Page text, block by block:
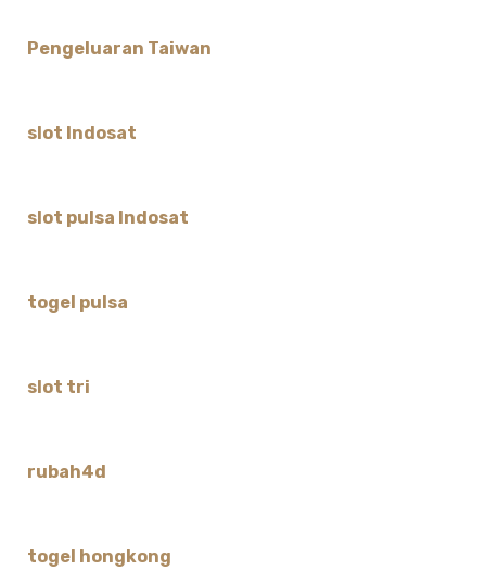
Pengeluaran Taiwan
slot Indosat
slot pulsa Indosat
togel pulsa
slot tri
rubah4d
togel hongkong